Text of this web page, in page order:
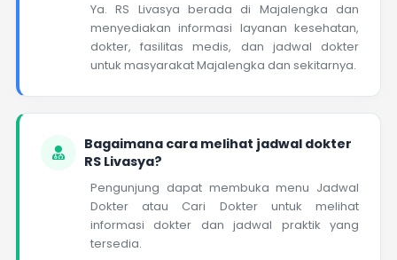
Ya. RS Livasya berada di Majalengka dan
menyediakan informasi layanan kesehatan,
dokter, fasilitas medis, dan jadwal dokter
untuk masyarakat Majalengka dan sekitarnya.
Bagaimana cara melihat jadwal dokter
RS Livasya?
Pengunjung dapat membuka menu Jadwal
Dokter atau Cari Dokter untuk melihat
informasi dokter dan jadwal praktik yang
tersedia.